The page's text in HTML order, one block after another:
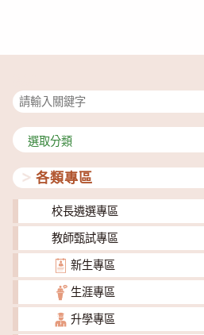
分
類
各類專區
校長遴選專區
教師甄試專區
新生專區
生涯專區
升學專區